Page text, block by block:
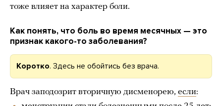
тоже влияет на характер боли.
Как понять, что боль во время месячных — это
признак какого-то заболевания?
Коротко. Здесь не обойтись без врача.
Врач заподозрит вторичную дисменорею, если: